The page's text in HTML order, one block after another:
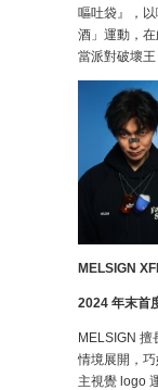
嘔吐袋』，
酒」運動，
當派對破壞王
MELSIGN X
2024 年末首
MELSIGN
情境展開，巧
主視覺 logo